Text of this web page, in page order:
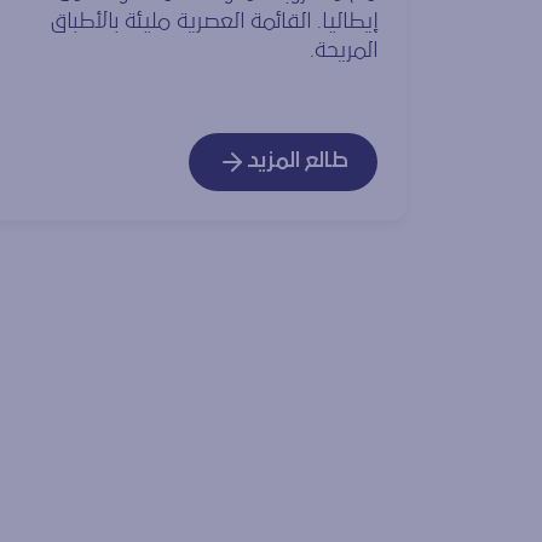
إيطاليا. القائمة العصرية مليئة بالأطباق
المريحة.
طالع المزيد